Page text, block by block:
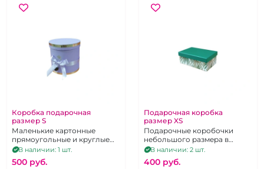
Коробка подарочная
размер S
Маленькие картонные
прямоугольные и круглые
подарочные упаковки
В наличии: 1 шт.
500 pуб.
Подарочная коробка
размер XS
Подарочные коробочки
небольшого размера в
зеленом и розовом цвете
прямоугольной формы
В наличии: 2 шт.
400 pуб.